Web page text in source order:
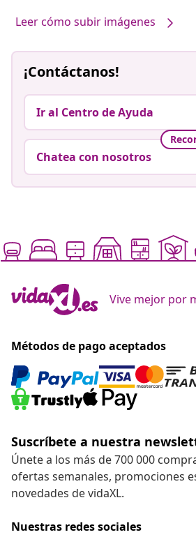
Leer cómo subir imágenes
¡Contáctanos!
Ir al Centro de Ayuda
Chatea con nosotros
Vive mejor por
Métodos de pago aceptados
Suscríbete a nuestra
Únete a los más de 700 000
ofertas semanales, promociones
novedades de vidaXL.
Nuestras redes sociales